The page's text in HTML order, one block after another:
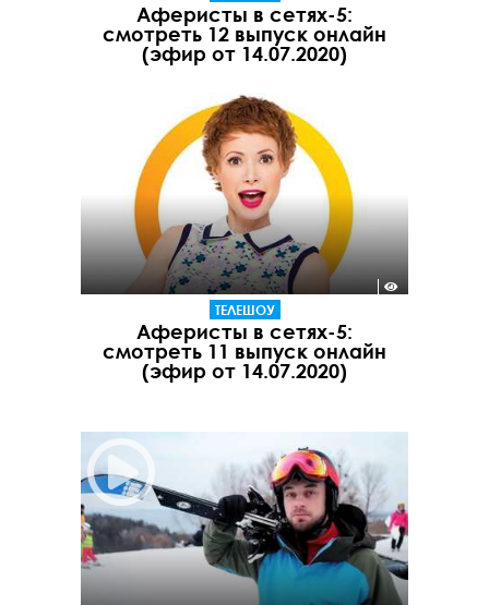
Аферисты в сетях-5:
смотреть 12 выпуск онлайн
(эфир от 14.07.2020)
ТЕЛЕШОУ
Аферисты в сетях-5:
смотреть 11 выпуск онлайн
(эфир от 14.07.2020)